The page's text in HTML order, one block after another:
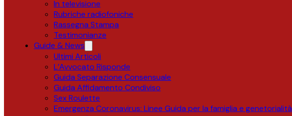
In televisione
Rubriche radiofoniche
Rassegna Stampa
Testimonianze
Guide & News
Ultimi Articoli
L’Avvocato Risponde
Guida Separazione Consensuale
Guida Affidamento Condiviso
Sex Roulette
Emergenza Coronavirus: Linee Guida per la famiglia e genetorialità